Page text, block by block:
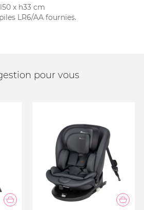
x h33 cm
LR6/AA fournies.
pour vous